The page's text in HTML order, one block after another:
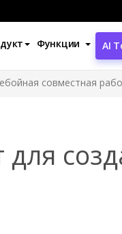
Функции AI
совместная
для